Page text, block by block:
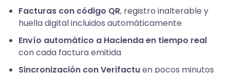
Facturas con código QR, registro inalterable y
huella digital incluidos automáticamente
Envío automático a Hacienda en tiempo real
con cada factura emitida
Sincronización con Verifactuen pocos minutos